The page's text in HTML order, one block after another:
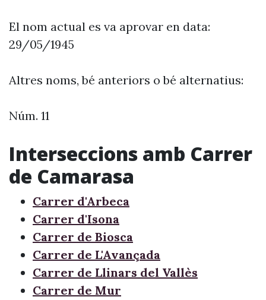
El nom actual es va aprovar en data:
29/05/1945
Altres noms, bé anteriors o bé alternatius:
Núm. 11
Interseccions amb Carrer
de Camarasa
Carrer d'Arbeca
Carrer d'Isona
Carrer de Biosca
Carrer de L'Avançada
Carrer de Llinars del Vallès
Carrer de Mur